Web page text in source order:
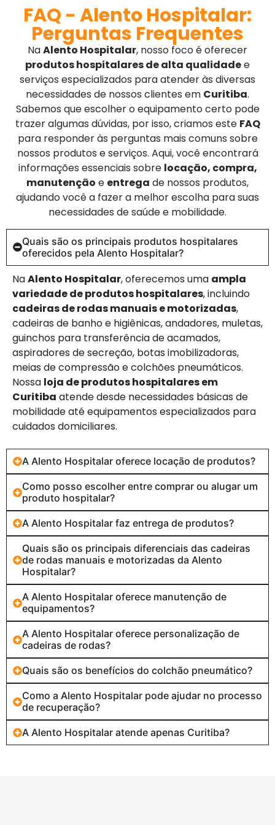
FAQ - Alento Hospitalar:
Perguntas Frequentes
NaAlento Hospitalar, nosso foco é oferecer
produtos hospitalares de alta qualidadee
serviços especializados para atender às diversas
necessidades de nossos clientes em Curitiba.
Sabemos que escolher o equipamento certo pode
trazer algumas dúvidas, por isso, criamos este FAQ
para responder às perguntas mais comuns sobre
nossos produtos e serviços. Aqui, você encontrará
informações essenciais sobre locação, compra,
manutenção e entrega de nossos produtos,
ajudando você a fazer a melhor escolha para suas
necessidades de saúde e mobilidade.
Quais são os principais produtos hospitalares
oferecidos pela Alento Hospitalar?
NaAlento Hospitalar, oferecemos uma ampla
variedade de produtos hospitalares, incluindo
cadeiras de rodas manuais e motorizadas,
cadeiras de banho e higiênicas, andadores, muletas,
guinchos para transferência de acamados,
aspiradores de secreção, botas imobilizadoras,
meias de compressão e colchões pneumáticos.
Nossa loja de produtos hospitalares em
Curitiba atende desde necessidades básicas de
mobilidade até equipamentos especializados para
cuidados domiciliares.
A Alento Hospitalar oferece locação de produtos?
Como posso escolher entre comprar ou alugar um
produto hospitalar?
A Alento Hospitalar faz entrega de produtos?
Quais são os principais diferenciais das cadeiras
de rodas manuais e motorizadas da Alento
Hospitalar?
A Alento Hospitalar oferece manutenção de
equipamentos?
A Alento Hospitalar oferece personalização de
cadeiras de rodas?
Quais são os benefícios do colchão pneumático?
Como a Alento Hospitalar pode ajudar no processo
de recuperação?
A Alento Hospitalar atende apenas Curitiba?